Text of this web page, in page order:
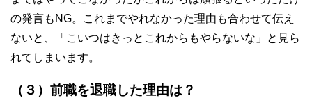
の発言もNG。これまでやれなかった理由も合わせて伝え
ないと、「こいつはきっとこれからもやらないな」と見ら
れてしまいます。
（３）前職を退職した理由は？